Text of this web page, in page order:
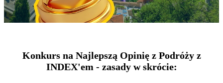
Konkurs na Najlepszą Opinię z Podróży z
INDEX'em - zasady w skrócie: